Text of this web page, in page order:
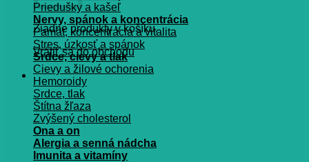
Žiadne produkty v košíku.
Vrátiť sa do obchodu
Priedušky a kašeľ
Nervy, spánok a koncentrácia
Pamät, koncentrácia a vitalita
Stres, úzkosť a spánok
Srdce, cievy a tlak
Cievy a žilové ochorenia
Hemoroidy
Srdce, tlak
Štítna žľaza
Zvýšený cholesterol
Ona a on
Alergia a senná nádcha
Imunita a vitamíny